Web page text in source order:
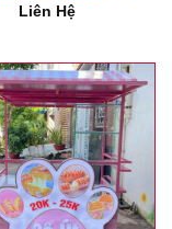
Liên Hệ